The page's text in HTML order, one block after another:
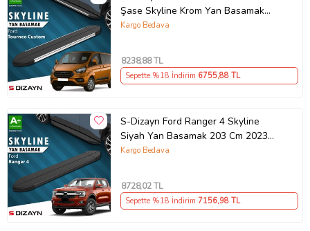
Şase Skyline Krom Yan Basamak
203 Cm 2012-2023 A+ Kalite
Kargo Bedava
8238,88 TL
Sepette %18 İndirim 6755,88 TL
S-Dizayn Ford Ranger 4 Skyline
Siyah Yan Basamak 203 Cm 2023
Üzeri A+ Kalite
Kargo Bedava
8728,02 TL
Sepette %18 İndirim 7156,98 TL